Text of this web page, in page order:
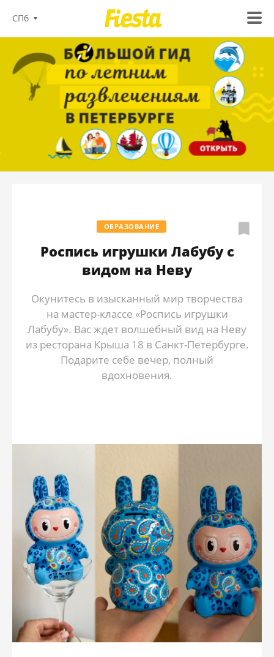
СПб
ОБРАЗОВАНИЕ
Роспись игрушки Лабубу с
видом на Неву
Окунитесь в изысканный мир творчества
на мастер-классе «Роспись игрушки
Лабубу». Вас ждет волшебный вид на Неву
из ресторана Крыша 18 в Санкт-Петербурге.
Подарите себе вечер, полный
вдохновения.